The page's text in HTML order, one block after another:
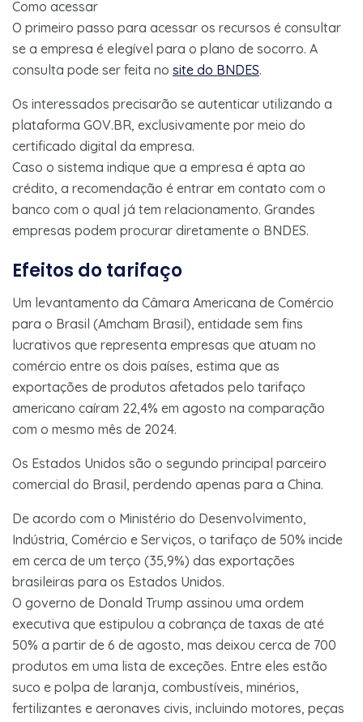
Como acessar
O primeiro passo para acessar os recursos é consultar
se a empresa é elegível para o plano de socorro. A
consulta pode ser feita no site do BNDES.
Os interessados precisarão se autenticar utilizando a
plataforma GOV.BR, exclusivamente por meio do
certificado digital da empresa.
Caso o sistema indique que a empresa é apta ao
crédito, a recomendação é entrar em contato com o
banco com o qual já tem relacionamento. Grandes
empresas podem procurar diretamente o BNDES.
Efeitos do tarifaço
Um levantamento da Câmara Americana de Comércio
para o Brasil (Amcham Brasil), entidade sem fins
lucrativos que representa empresas que atuam no
comércio entre os dois países, estima que as
exportações de produtos afetados pelo tarifaço
americano caíram 22,4% em agosto na comparação
com o mesmo mês de 2024.
Os Estados Unidos são o segundo principal parceiro
comercial do Brasil, perdendo apenas para a China.
De acordo com o Ministério do Desenvolvimento,
Indústria, Comércio e Serviços, o tarifaço de 50% incide
em cerca de um terço (35,9%) das exportações
brasileiras para os Estados Unidos.
O governo de Donald Trump assinou uma ordem
executiva que estipulou a cobrança de taxas de até
50% a partir de 6 de agosto, mas deixou cerca de 700
produtos em uma lista de exceções. Entre eles estão
suco e polpa de laranja, combustíveis, minérios,
fertilizantes e aeronaves civis, incluindo motores, peças